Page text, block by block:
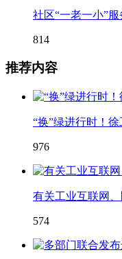
社区“一老一小”
814
推荐内容
“换”绿进行时！
976
有关工业互联网
574